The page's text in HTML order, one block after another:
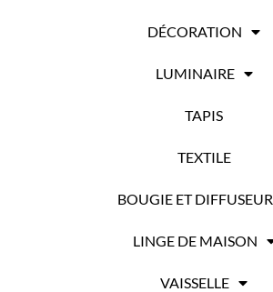
DÉCORATION
LUMINAIRE
TAPIS
TEXTILE
BOUGIE ET DIFFUSEUR
LINGE DE MAISON
VAISSELLE